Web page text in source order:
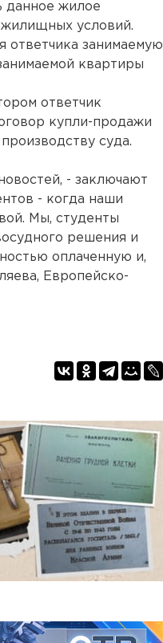
данное жилое
условий.
ответчика занимаемую
квартиры
ответчик
купли-продажи
суда.
- заключают
- когда наши
Мы, студенты
решения и
оплаченную и,
Европейско-